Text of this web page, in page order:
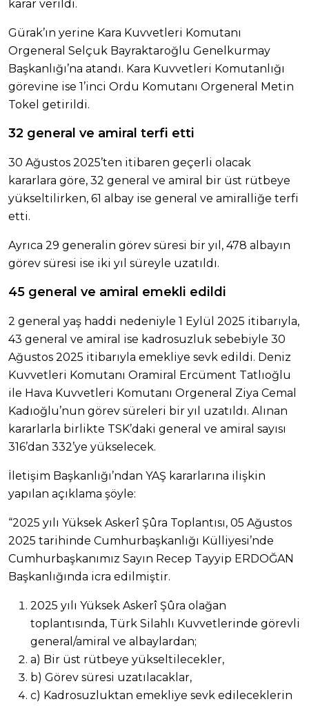
karar verildi.
Gürak’ın yerine Kara Kuvvetleri Komutanı
Orgeneral Selçuk Bayraktaroğlu Genelkurmay
Başkanlığı’na atandı. Kara Kuvvetleri Komutanlığı
görevine ise 1’inci Ordu Komutanı Orgeneral Metin
Tokel getirildi.
32 general ve amiral terfi etti
30 Ağustos 2025’ten itibaren geçerli olacak
kararlara göre, 32 general ve amiral bir üst rütbeye
yükseltilirken, 61 albay ise general ve amiralliğe terfi
etti.
Ayrıca 29 generalin görev süresi bir yıl, 478 albayın
görev süresi ise iki yıl süreyle uzatıldı.
45 general ve amiral emekli edildi
2 general yaş haddi nedeniyle 1 Eylül 2025 itibarıyla,
43 general ve amiral ise kadrosuzluk sebebiyle 30
Ağustos 2025 itibarıyla emekliye sevk edildi. Deniz
Kuvvetleri Komutanı Oramiral Ercüment Tatlıoğlu
ile Hava Kuvvetleri Komutanı Orgeneral Ziya Cemal
Kadıoğlu’nun görev süreleri bir yıl uzatıldı. Alınan
kararlarla birlikte TSK’daki general ve amiral sayısı
316’dan 332’ye yükselecek.
İletişim Başkanlığı’ndan YAŞ kararlarına ilişkin
yapılan açıklama şöyle:
“2025 yılı Yüksek Askerî Şûra Toplantısı, 05 Ağustos
2025 tarihinde Cumhurbaşkanlığı Külliyesi’nde
Cumhurbaşkanımız Sayın Recep Tayyip ERDOĞAN
Başkanlığında icra edilmiştir.
2025 yılı Yüksek Askerî Şûra olağan
toplantısında, Türk Silahlı Kuvvetlerinde görevli
general/amiral ve albaylardan;
a) Bir üst rütbeye yükseltilecekler,
b) Görev süresi uzatılacaklar,
c) Kadrosuzluktan emekliye sevk edileceklerin